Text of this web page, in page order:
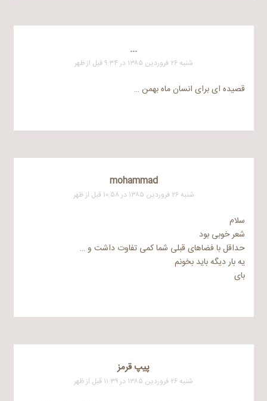
...
شنبه ۲۶ فروردین ۱۳۸۵ در ۹:۳۴ قبل از ظهر
قصیده ای برای انسان ماه بهمن …
mohammad
شنبه ۲۶ فروردین ۱۳۸۵ در ۱۰:۵۸ قبل از ظهر
سلام
شعر خوبی بود
حداقل با فضاهای قبلی شما کمی تفاوت داشت و …
یه بار دیگه باید بخونم
بای
پیپ قرمز
شنبه ۲۶ فروردین ۱۳۸۵ در ۱۱:۳۹ قبل از ظهر